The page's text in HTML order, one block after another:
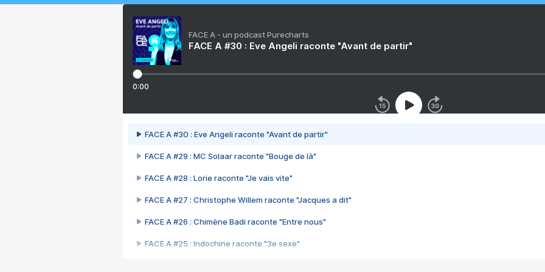
FACE A - un podcast Purecharts
FACE A #30 : Eve Angeli raconte "Avant de partir"
0:00
FACE A #30 : Eve Angeli raconte "Avant de partir"
FACE A #29 : MC Solaar raconte "Bouge de là"
FACE A #28 : Lorie raconte "Je vais vite"
FACE A #27 : Christophe Willem raconte "Jacques a dit"
FACE A #26 : Chimène Badi raconte "Entre nous"
FACE A #25 : Indochine raconte "3e sexe"